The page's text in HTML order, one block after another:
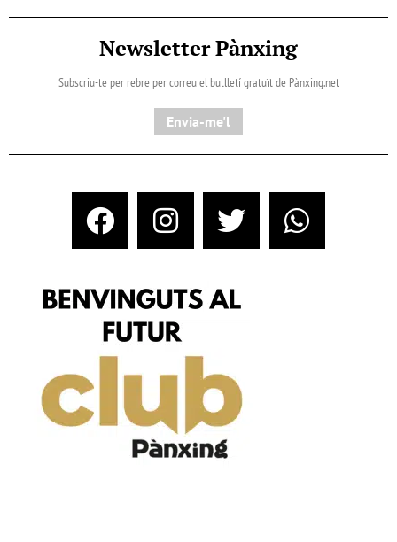
Newsletter Pànxing
Subscriu-te per rebre per correu el butlletí gratuït de Pànxing.net​
Envia-me'l